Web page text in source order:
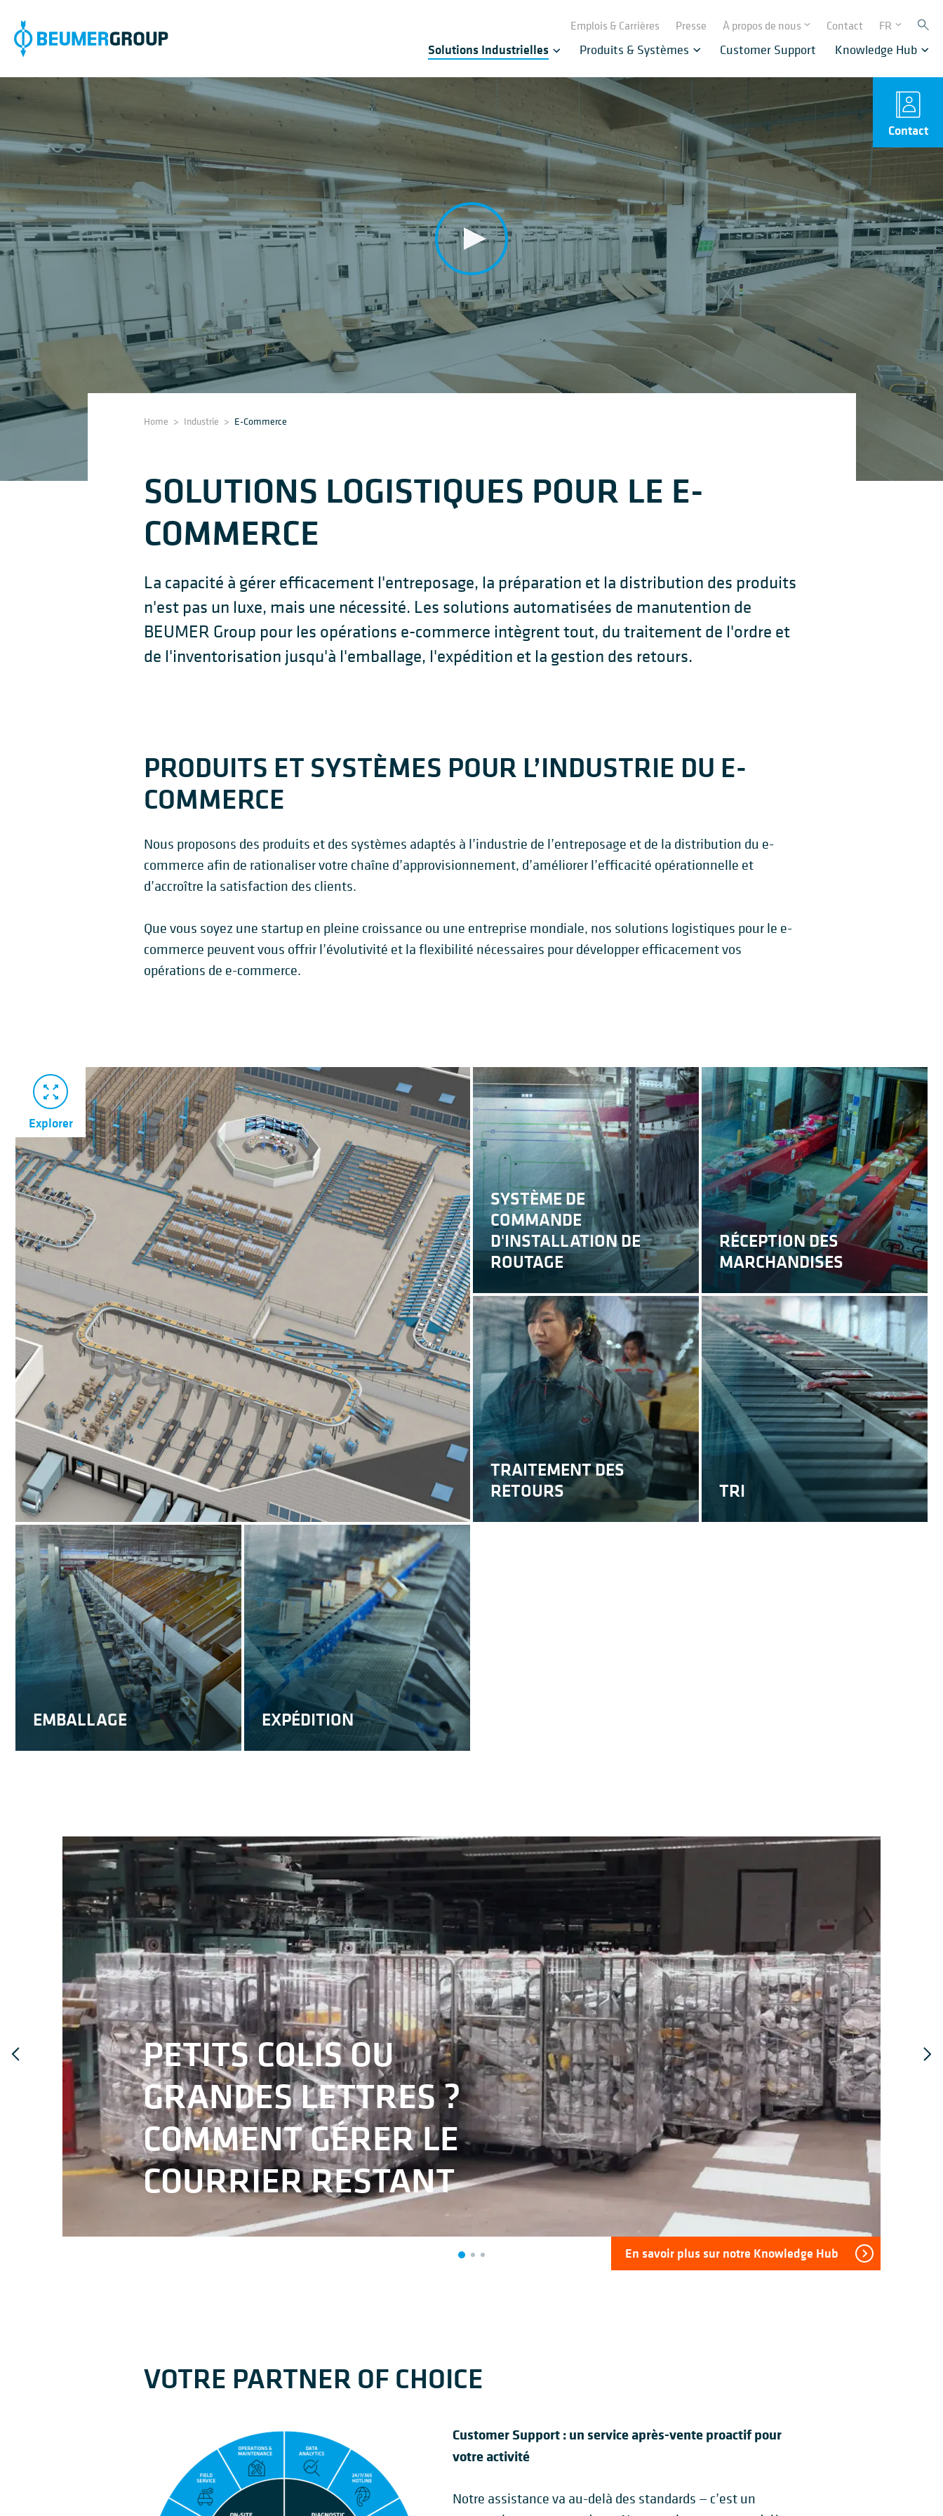
Emplois & Carrières Presse À propos de nous Contact FR
Solutions Industrielles Produits & Systèmes Customer Support Knowledge Hub
Contact
Home > Industrie > E-Commerce
SOLUTIONS LOGISTIQUES POUR LE E-
COMMERCE
La capacité à gérer efficacement l'entreposage, la préparation et la distribution des produits
n'est pas un luxe, mais une nécessité. Les solutions automatisées de manutention de
BEUMER Group pour les opérations e-commerce intègrent tout, du traitement de l'ordre et
de l'inventorisation jusqu'à l'emballage, l'expédition et la gestion des retours.
PRODUITS ET SYSTÈMES POUR L’INDUSTRIE DU E-
COMMERCE
Nous proposons des produits et des systèmes adaptés à l’industrie de l’entreposage et de la distribution du e-
commerce afin de rationaliser votre chaîne d’approvisionnement, d’améliorer l’efficacité opérationnelle et
d’accroître la satisfaction des clients.
Que vous soyez une startup en pleine croissance ou une entreprise mondiale, nos solutions logistiques pour le e-
commerce peuvent vous offrir l’évolutivité et la flexibilité nécessaires pour développer efficacement vos
opérations de e-commerce.
Explorer
SYSTÈME DE
COMMANDE
D'INSTALLATION DE
ROUTAGE
RÉCEPTION DES
MARCHANDISES
TRAITEMENT DES
RETOURS
TRI
EMBALLAGE EXPÉDITION
PETITS COLIS OU
GRANDES LETTRES ?
COMMENT GÉRER LE
COURRIER RESTANT
En savoir plus sur notre Knowledge Hub
VOTRE PARTNER OF CHOICE
Customer Support : un service après-vente proactif pour
votre activité
Notre assistance va au-delà des standards — c’est un